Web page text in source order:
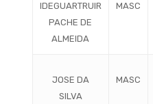
IDEGUARTRUIR
PACHE DE
ALMEIDA
MASC
JOSE DA
SILVA
MASC